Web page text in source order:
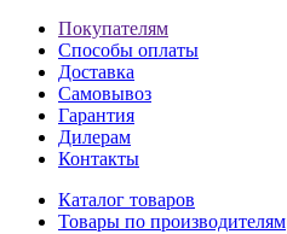
Покупателям
Способы оплаты
Доставка
Самовывоз
Гарантия
Дилерам
Контакты
Каталог товаров
Товары по производителям